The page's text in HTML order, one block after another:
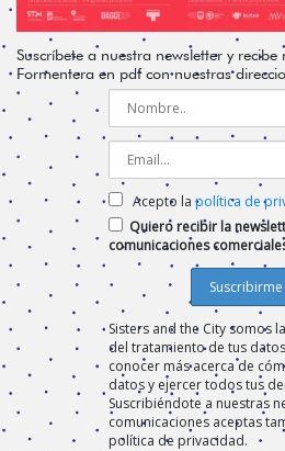
Suscríbete a nuestra newsletter y recibe
Formentera en pdf con nuestras
Acepto la política de
Quiero recibir la
comunicaciones
Sisters and the City somos
del tratamiento de tus
conocer más acerca de
datos y ejercer todos tus
Suscribiéndote a nuestras
comunicaciones aceptas
política de privacidad.